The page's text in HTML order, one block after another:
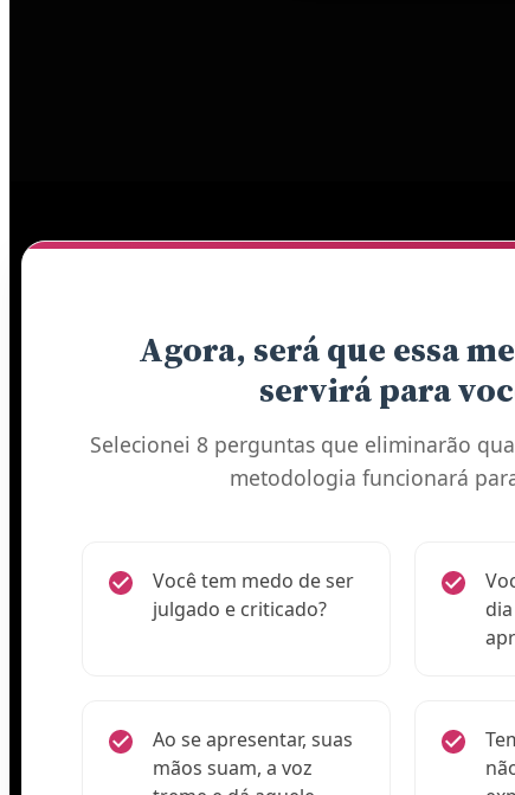
Agora, será que essa
servirá para
Selecionei 8 perguntas que eliminarão
metodologia funcionará
Você tem medo de ser
julgado e criticado?
Ao se apresentar, suas
mãos suam, a voz